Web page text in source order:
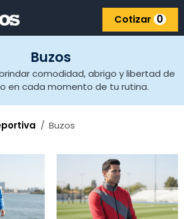
Cotizar 0
Buzos
comodidad, abrigo y libertad de
en cada momento de tu rutina.
Buzos